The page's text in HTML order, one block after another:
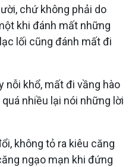
chứ không phải do
khi đánh mất những
lối cũng đánh mất đi
nỗi khổ, mất đi vầng hào
nhiều lại nói những lời
không tỏ ra kiêu căng
ngạo mạn khi đứng